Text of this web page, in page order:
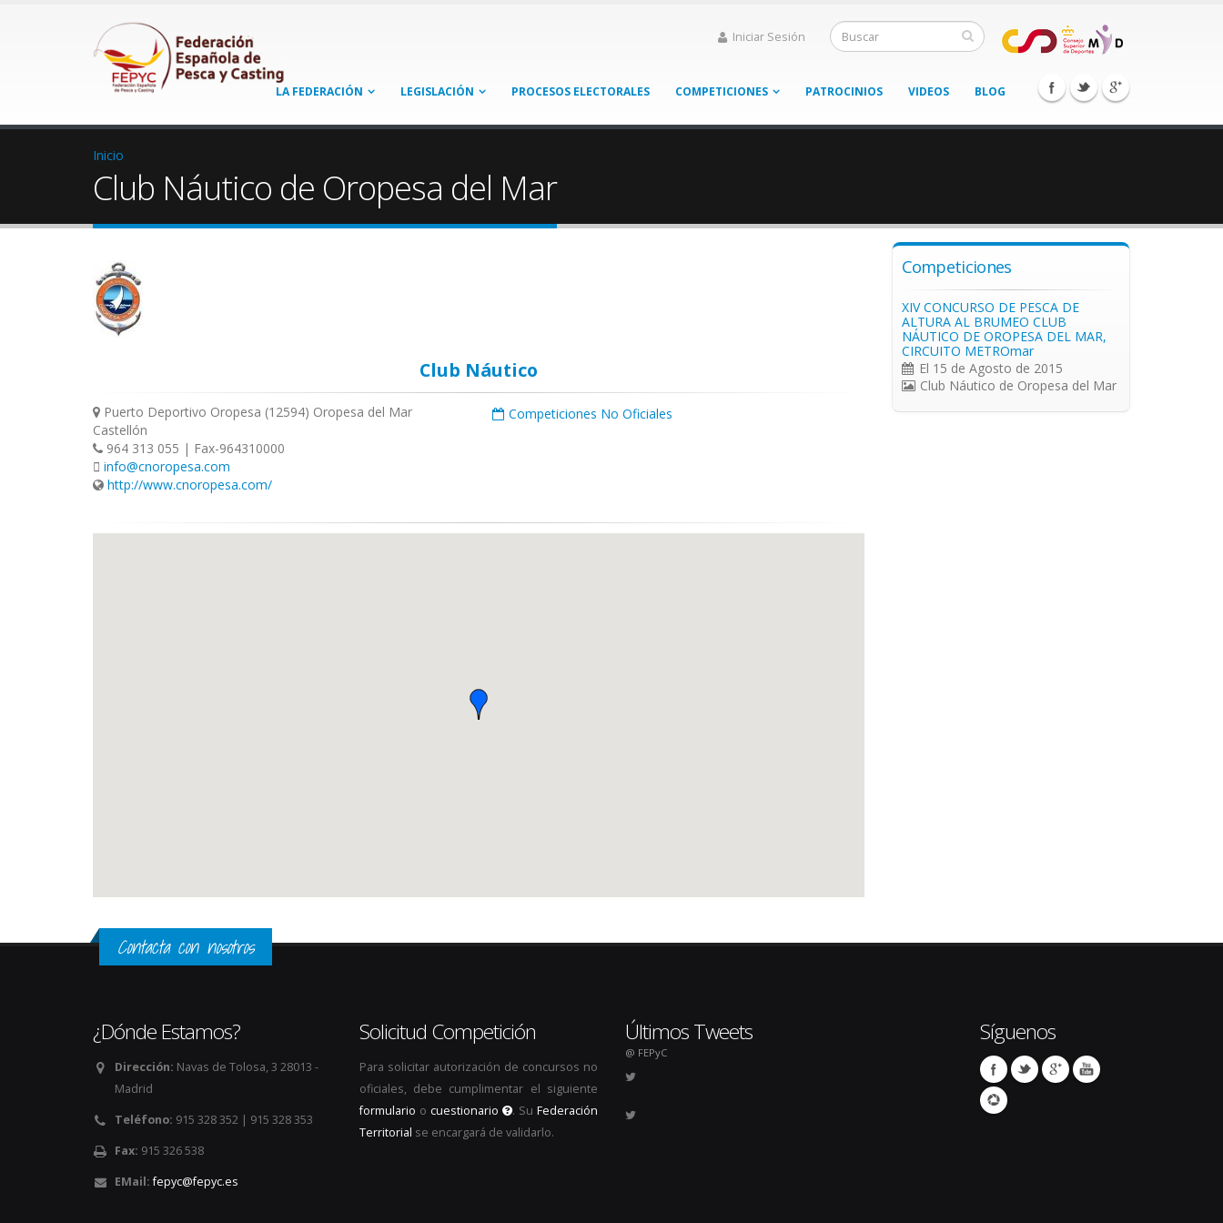
Iniciar Sesión
LA FEDERACIÓN LEGISLACIÓN PROCESOS ELECTORALES COMPETICIONES PATROCINIOS VIDEOS BLOG
Inicio
Club Náutico de Oropesa del Mar
Club Náutico
Puerto Deportivo Oropesa (12594) Oropesa del Mar
Castellón
964 313 055 | Fax-964310000
info@cnoropesa.com
http://www.cnoropesa.com/
Competiciones No Oficiales
Competiciones
XIV CONCURSO DE PESCA DE
ALTURA AL BRUMEO CLUB
NÁUTICO DE OROPESA DEL MAR,
CIRCUITO METROmar
El 15 de Agosto de 2015
Club Náutico de Oropesa del Mar
Contacta con nosotros
¿Dónde Estamos?
Dirección: Navas de Tolosa, 3 28013 -
Madrid
Teléfono: 915 328 352 | 915 328 353
Fax: 915 326 538
EMail: fepyc@fepyc.es
Solicitud Competición
Para solicitar autorización de concursos no
oficiales, debe cumplimentar el siguiente
formulario o cuestionario . SuFederación
Territorial se encargará de validarlo.
Últimos Tweets
@ FEPyC
Síguenos